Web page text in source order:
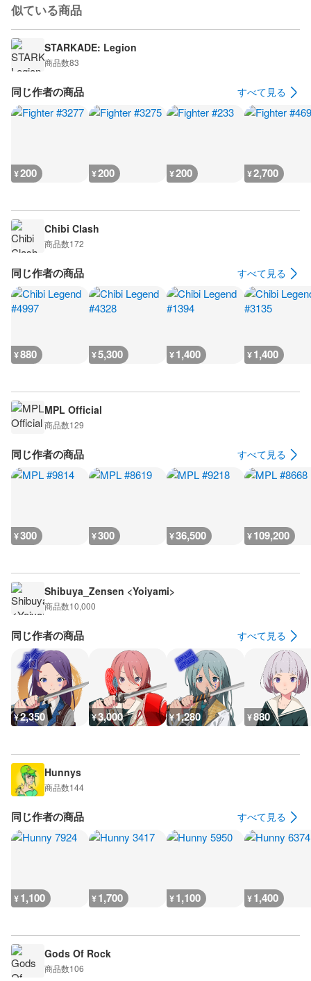
似ている商品
STARKADE: Legion
商品数83
同じ作者の商品 すべて見る
¥200 ¥200 ¥200 ¥2,700
Chibi Clash
商品数172
同じ作者の商品 すべて見る
¥880 ¥5,300 ¥1,400 ¥1,400
MPL Official
商品数129
同じ作者の商品 すべて見る
¥300 ¥300 ¥36,500 ¥109,200
Shibuya_Zensen <Yoiyami>
商品数10,000
同じ作者の商品 すべて見る
¥2,350 ¥3,000 ¥1,280 ¥880
Hunnys
商品数144
同じ作者の商品 すべて見る
¥1,100 ¥1,700 ¥1,100 ¥1,400
Gods Of Rock
商品数106